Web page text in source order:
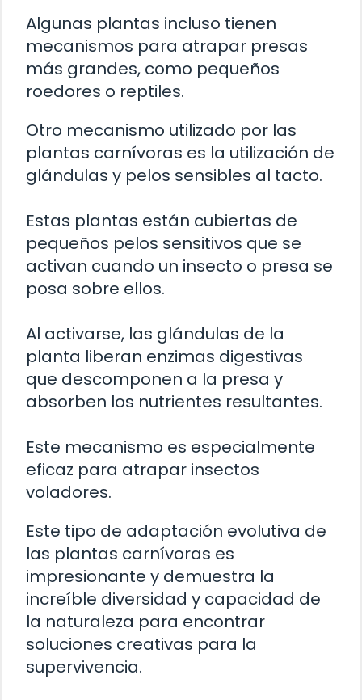
Algunas plantas incluso tienen
mecanismos para atrapar presas
más grandes, como pequeños
roedores o reptiles.
Otro mecanismo utilizado por las
plantas carnívoras es la utilización de
glándulas y pelos sensibles al tacto.
Estas plantas están cubiertas de
pequeños pelos sensitivos que se
activan cuando un insecto o presa se
posa sobre ellos.
Al activarse, las glándulas de la
planta liberan enzimas digestivas
que descomponen a la presa y
absorben los nutrientes resultantes.
Este mecanismo es especialmente
eficaz para atrapar insectos
voladores.
Este tipo de adaptación evolutiva de
las plantas carnívoras es
impresionante y demuestra la
increíble diversidad y capacidad de
la naturaleza para encontrar
soluciones creativas para la
supervivencia.